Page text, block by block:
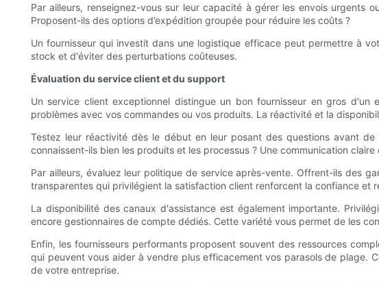
Par ailleurs, renseignez-vous sur leur capacité à gérer les envois urgents
Proposent-ils des options d’expédition groupée pour réduire les coûts ?
Un fournisseur qui investit dans une logistique efficace peut permettre à
stock et d'éviter des perturbations coûteuses.
Évaluation du service client et du support
Un service client exceptionnel distingue un bon fournisseur en gros d'un
problèmes avec vos commandes ou vos produits. La réactivité et la
Testez leur réactivité dès le début en leur posant des questions avant
connaissent-ils bien les produits et les processus ? Une communication
Par ailleurs, évaluez leur politique de service après-vente. Offrent-ils des
transparentes qui privilégient la satisfaction client renforcent la confiance et
La disponibilité des canaux d'assistance est également importante.
encore gestionnaires de compte dédiés. Cette variété vous permet de les
Enfin, les fournisseurs performants proposent souvent des ressources
qui peuvent vous aider à vendre plus efficacement vos parasols de plage.
de votre entreprise.